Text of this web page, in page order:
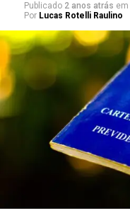
Publicado 2 anos atrás em
Por Lucas Rotelli Raulino